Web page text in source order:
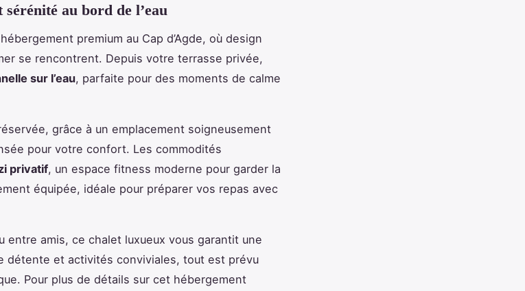
sérénité au bord de l’eau
premium au Cap d’Agde, où design
se rencontrent. Depuis votre terrasse privée,
sur l’eau, parfaite pour des moments de calme
grâce à un emplacement soigneusement
pour votre confort. Les commodités
privatif, un espace fitness moderne pour garder la
équipée, idéale pour préparer vos repas avec
entre amis, ce chalet luxueux vous garantit une
détente et activités conviviales, tout est prévu
Pour plus de détails sur cet hébergement